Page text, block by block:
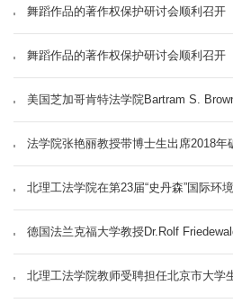
舞蹈作品的著作权保护研讨会顺利召开
舞蹈作品的著作权保护研讨会顺利召开